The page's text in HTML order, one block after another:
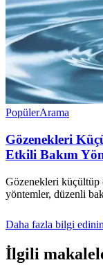
PopülerArama
Gözenekleri
Etkili Bakım
Gözenekleri küçültüp
yöntemler, düzenli
Daha fazla bilgi edinin
İlgili